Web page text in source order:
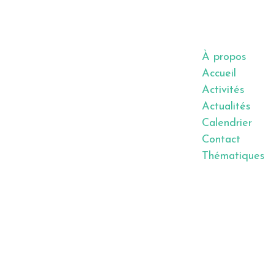
À propos
Accueil
Activités
Actualités
Calendrier
Contact
Thématiques